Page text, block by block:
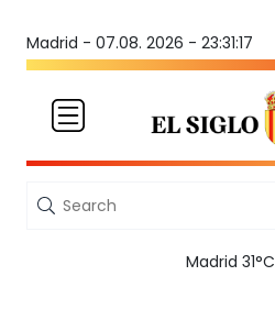
Madrid - 07.08. 2026 - 23:31:17
Madrid 31°C